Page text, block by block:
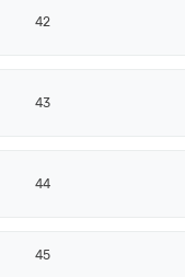
42
43
44
45